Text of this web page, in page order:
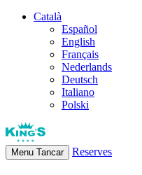
Català
Español
English
Français
Nederlands
Deutsch
Italiano
Polski
Menu Tancar Reserves